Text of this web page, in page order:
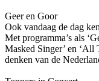
Geer en Goor
Ook vandaag de dag
Met programma’s als
Masked Singer’ en ‘All
denken van de